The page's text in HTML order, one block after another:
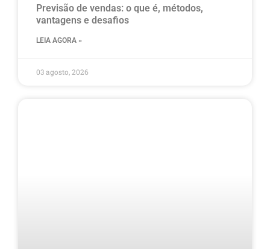
Previsão de vendas: o que é, métodos,
vantagens e desafios
LEIA AGORA »
03 agosto, 2026